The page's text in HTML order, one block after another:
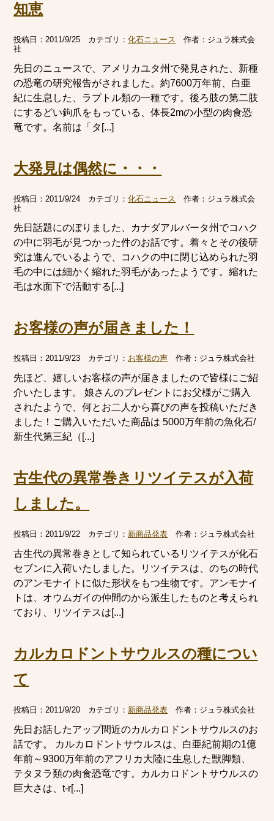
知恵
投稿日：2011/9/25 カテゴリ：化石ニュース 作者： ジュラ株式会
社
先日のニュースで、アメリカユタ州で発見された、新種
の恐竜の研究報告がされました。約7600万年前、白亜
紀に生息した、ラプトル類の一種です。後ろ肢の第二肢
にするどい鉤爪をもっている、体長2mの小型の肉食恐
竜です。名前は「タ[...]
大発見は偶然に・・・
投稿日：2011/9/24 カテゴリ：化石ニュース 作者： ジュラ株式会
社
先日話題にのぼりました、カナダアルバータ州でコハク
の中に羽毛が見つかった件のお話です。着々とその後研
究は進んでいるようで、コハクの中に閉じ込められた羽
毛の中には細かく縮れた羽毛があったようです。縮れた
毛は水面下で活動する[...]
お客様の声が届きました！
投稿日：2011/9/23 カテゴリ： お客様の声 作者： ジュラ株式会社
先ほど、嬉しいお客様の声が届きましたので皆様にご紹
介いたします。 娘さんのプレゼントにお父様がご購入
されたようで、何とお二人から喜びの声を投稿いただき
ました！ご購入いただいた商品は 5000万年前の魚化石/
新生代第三紀（[...]
古生代の異常巻きリツイテスが入荷
しました。
投稿日：2011/9/22 カテゴリ： 新商品発表 作者： ジュラ株式会社
古生代の異常巻きとして知られているリツイテスが化石
セブンに入荷いたしました。リツイテスは、のちの時代
のアンモナイトに似た形状をもつ生物です。アンモナイ
トは、オウムガイの仲間のから派生したものと考えられ
ており、リツイテスは[...]
カルカロドントサウルスの種につい
て
投稿日：2011/9/20 カテゴリ： 新商品発表 作者： ジュラ株式会社
先日お話したアップ間近のカルカロドントサウルスのお
話です。 カルカロドントサウルスは、白亜紀前期の1億
年前～9300万年前のアフリカ大陸に生息した獣脚類、
テタヌラ類の肉食恐竜です。カルカロドントサウルスの
巨大さは、t-r[...]